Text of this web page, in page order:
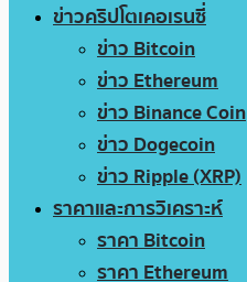
ข่าวคริปโตเคอเรนซี่
ข่าว Bitcoin
ข่าว Ethereum
ข่าว Binance Coin
ข่าว Dogecoin
ข่าว Ripple (XRP)
ราคาและการวิเคราะห์
ราคา Bitcoin
ราคา Ethereum